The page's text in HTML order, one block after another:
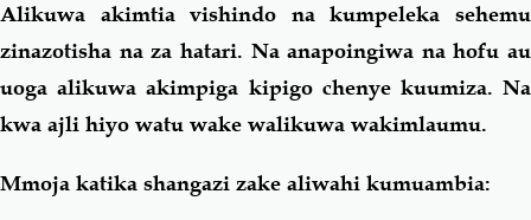
Alikuwa akimtia vishindo na kumpeleka sehemu
zinazotisha na za hatari. Na anapoingiwa na hofu au
uoga alikuwa akimpiga kipigo chenye kuumiza. Na
kwa ajli hiyo watu wake walikuwa wakimlaumu.
Mmoja katika shangazi zake aliwahi kumuambia: